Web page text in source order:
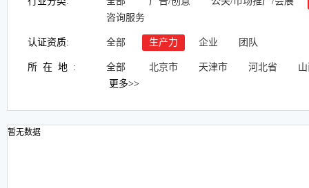
咨询服务
认证资质: 全部 生产力 企业 团队
所在地: 全部 北京市 天津市 河北省
更多>>
暂无数据